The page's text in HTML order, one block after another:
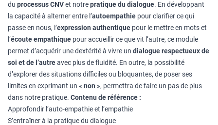
du processus CNVet notrepratique du dialogue. En développant
la capacité à alterner entre l’autoempathie pour clarifier ce qui
passe en nous, l’expression authentique pour le mettre en mots et
l’écoute empathique pour accueillir ce que vit l’autre, ce module
permet d’acquérir une dextérité à vivre un dialogue respectueux de
soi et de l’autreavec plus de fluidité. En outre, la possibilité
d’explorer des situations difficiles ou bloquantes, de poser ses
limites en exprimant un « non », permettra de faire un pas de plus
dans notre pratique. Contenu de référence :
Approfondir l’auto-empathie et l’empathie
S’entraîner à la pratique du dialogue